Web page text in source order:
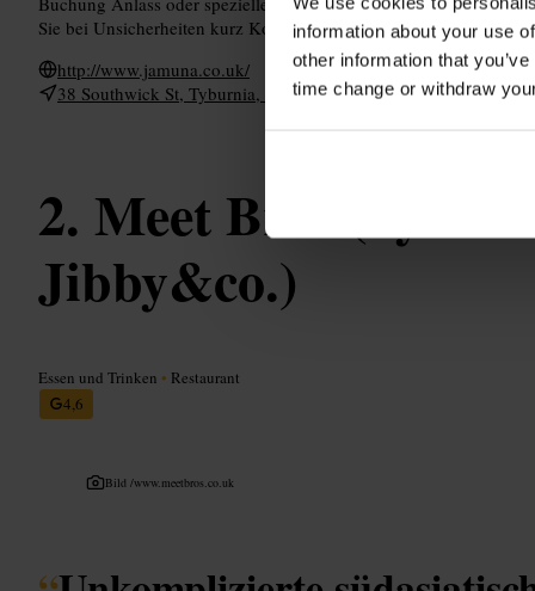
information about your use
other information that
time change or withdraw
Sie bei Unsicherheiten kurz Kontakt auf, um einen passenden
http://www.jamuna.co.uk/
38 Southwick St, Tyburnia, London W2 1JQ, UK
Meet Bros (by
Jibby&co.)
Essen und Trinken • Restaurant
4,6
Bild /www.meetbros.co.uk